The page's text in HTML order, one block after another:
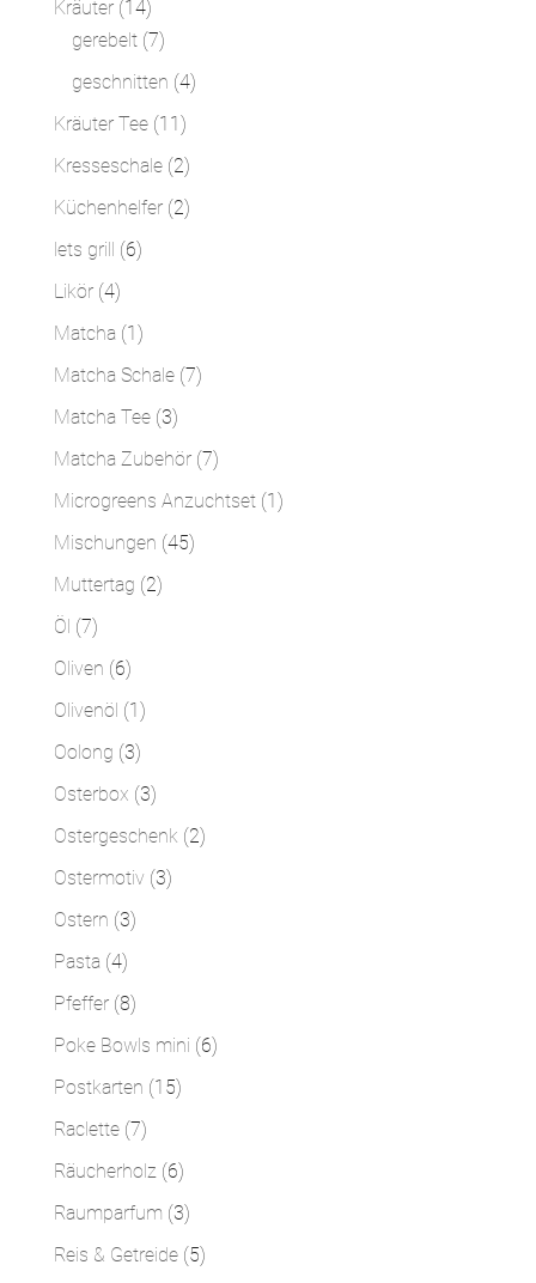
Kräuter 1414
Produkte
gerebelt 77
Produkte
geschnitten 44
Kräuter Tee 11 11
Produkte
Kresseschale 22
Produkte
Küchenhelfer 22
lets grill 66
Likör 44
Produkte
Matcha 1 1
Produkt
Matcha Schale 77
Matcha Tee 33
Produkte
Matcha Zubehör 77
Produkte
Microgreens Anzuchtset 1 1
Mischungen 4545
Muttertag 22
Öl 77
Produkte
Oliven 66
Produkte
Olivenöl 1 1
Produkt
Oolong 33
Produkte
Osterbox 33
Produkte
Ostergeschenk 22
Ostermotiv 33
Ostern 33
Pasta 44
Produkte
Pfeffer 88
Produkte
Poke Bowls mini 66
Postkarten 1515
Raclette 77
Produkte
Räucherholz 66
Produkte
Raumparfum 33
Produkte
Reis & Getreide 55